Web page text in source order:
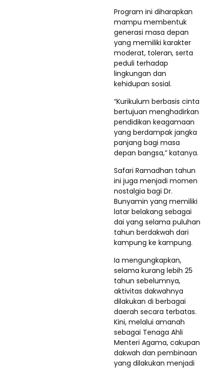
Program ini diharapkan
mampu membentuk
generasi masa depan
yang memiliki karakter
moderat, toleran, serta
peduli terhadap
lingkungan dan
kehidupan sosial.
“Kurikulum berbasis cinta
bertujuan menghadirkan
pendidikan keagamaan
yang berdampak jangka
panjang bagi masa
depan bangsa,” katanya.
Safari Ramadhan tahun
ini juga menjadi momen
nostalgia bagi Dr.
Bunyamin yang memiliki
latar belakang sebagai
dai yang selama puluhan
tahun berdakwah dari
kampung ke kampung.
Ia mengungkapkan,
selama kurang lebih 25
tahun sebelumnya,
aktivitas dakwahnya
dilakukan di berbagai
daerah secara terbatas.
Kini, melalui amanah
sebagai Tenaga Ahli
Menteri Agama, cakupan
dakwah dan pembinaan
yang dilakukan menjadi